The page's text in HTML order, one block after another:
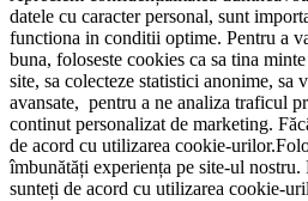
datele cu caracter personal, sunt
functiona in conditii optime. Pentru a
buna, foloseste cookies ca sa tina
site, sa colecteze statistici anonime, sa
avansate, pentru a ne analiza traficul
continut personalizat de marketing.
de acord cu utilizarea cookie-urilor.
îmbunătăți experiența pe site-ul nostru.
sunteți de acord cu utilizarea cookie-